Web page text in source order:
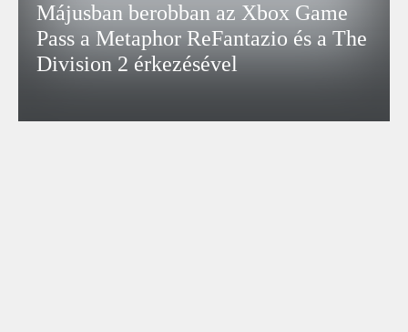
Májusban berobban az Xbox Game
Pass a Metaphor ReFantazio és a The
Division 2 érkezésével